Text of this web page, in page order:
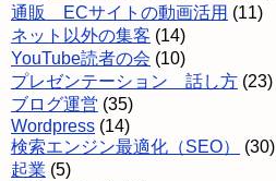
通販 ECサイトの動画活用 (11)
ネット以外の集客 (14)
YouTube読者の会 (10)
プレゼンテーション 話し方 (23)
ブログ運営 (35)
Wordpress (14)
検索エンジン最適化（SEO）
(30)
起業 (5)